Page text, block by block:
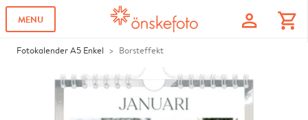
MENU profile shopping_cart
Fotokalender A5 Enkel Borsteffekt